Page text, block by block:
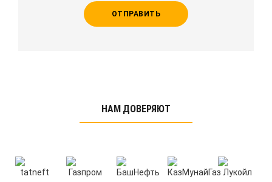
ОТПРАВИТЬ
НАМ ДОВЕРЯЮТ